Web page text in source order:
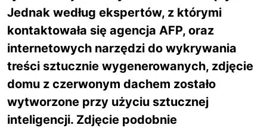
Jednak według ekspertów, z którymi
kontaktowała się agencja AFP, oraz
internetowych narzędzi do wykrywania
treści sztucznie wygenerowanych, zdjęcie
domu z czerwonym dachem zostało
wytworzone przy użyciu sztucznej
inteligencji. Zdjęcie podobnie